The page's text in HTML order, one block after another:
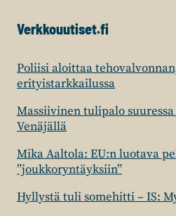
Verkkouutiset.fi
Poliisi aloittaa
erityistarkkailussa
Massiivinen tulipalo
Venäjällä
Mika Aaltola: EU:n luotava
”joukkoryntäyksiin”
Hyllystä tuli somehitti – IS: